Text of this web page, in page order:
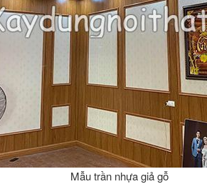
Mẫu trần nhựa giả gỗ